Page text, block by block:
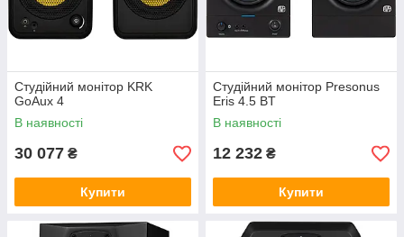
Студійний монітор KRK
GoAux 4
В наявності
30 077 ₴
Купити
Студійний монітор Presonus
Eris 4.5 BT
В наявності
12 232 ₴
Купити